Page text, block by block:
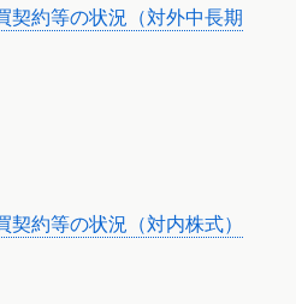
契約等の状況（対外中長期
契約等の状況（対内株式）